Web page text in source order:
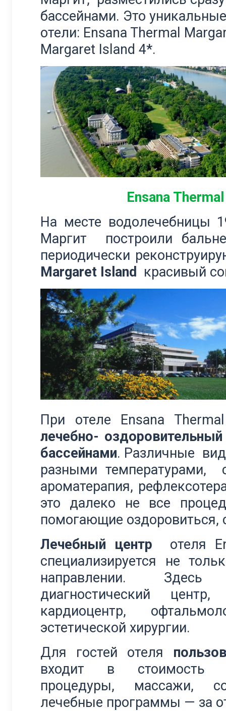
бассейнами. Это
отели: Ensana Thermal
Margaret Island 4*.
Ensana
На месте водолечебницы
Маргит построили
периодически
Margaret Island
красивый
При отеле Ensana
лечебно-
бассейнами. Различные
разными температурами,
ароматерапия,
это далеко не все
помогающие оздоровиться,
Лечебный центр отеля
специализируется не
направлении. Здесь
диагностический центр,
кардиоцентр,
эстетической хирургии.
Для гостей отеля
входит в стоимость
процедуры, массажи,
лечебные программы — за